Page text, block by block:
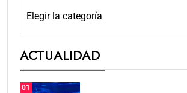
ACTUALIDAD
01